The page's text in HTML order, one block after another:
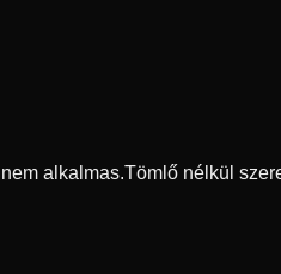
alkalmas.Tömlő nélkül